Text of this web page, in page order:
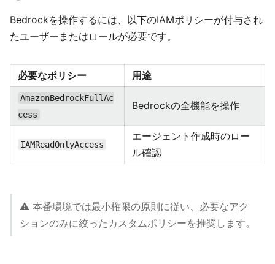
Bedrockを操作するには、以下のIAMポリシーが付与され
たユーザーまたはロールが必要です。
必要なポリシー 用途
AmazonBedrockFullAc
cess
Bedrockの全機能を操作
IAMReadOnlyAccess
エージェント作成時のロー
ル確認
⚠️ 本番環境では最小権限の原則に従い、必要なアク
ションのみに絞ったカスタムポリシーを推奨します。